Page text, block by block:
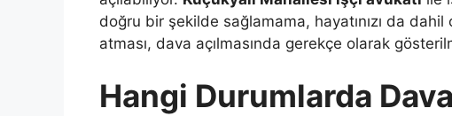
doğru bir şekilde sağlamama, hayatınızı da
atması, dava açılmasında gerekçe olarak
Hangi Durumlarda